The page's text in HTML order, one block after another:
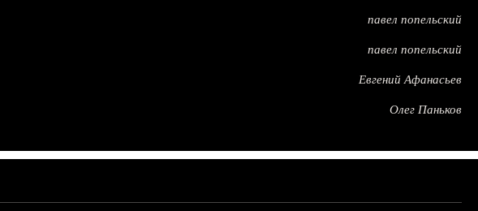
павел попельский
павел попельский
Евгений Афанасьев
Олег Паньков